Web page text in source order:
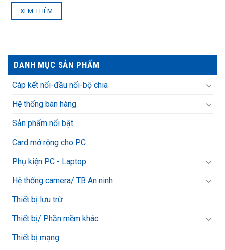
XEM THÊM
DANH MỤC SẢN PHẨM
Cáp kết nối-đầu nối-bộ chia
Hệ thống bán hàng
Sản phẩm nổi bật
Card mở rộng cho PC
Phụ kiện PC - Laptop
Hệ thống camera/ TB An ninh
Thiết bị lưu trữ
Thiết bị/ Phần mềm khác
Thiết bị mạng